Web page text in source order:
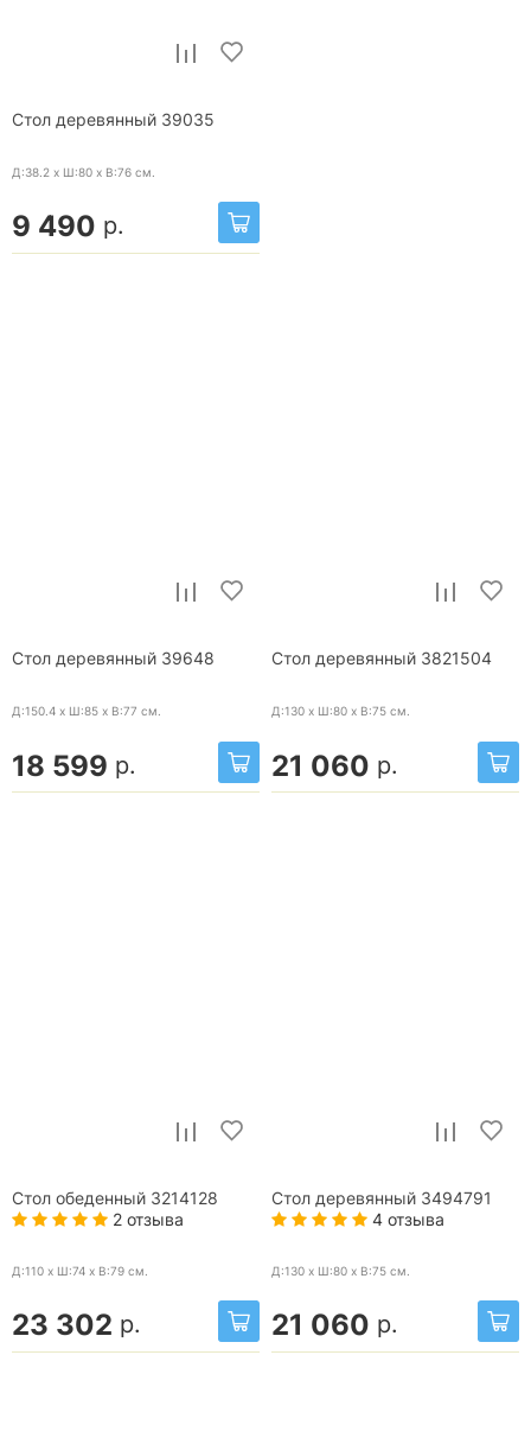
Стол деревянный 39035
Д:38.2 x Ш:80 x В:76 см.
9 490 р.
Стол деревянный 39648
Д:150.4 x Ш:85 x В:77 см.
18 599 р.
Стол деревянный 3821504
Д:130 x Ш:80 x В:75 см.
21 060 р.
Стол обеденный 3214128
2 отзыва
Д:110 x Ш:74 x В:79 см.
23 302 р.
Стол деревянный 3494791
4 отзыва
Д:130 x Ш:80 x В:75 см.
21 060 р.